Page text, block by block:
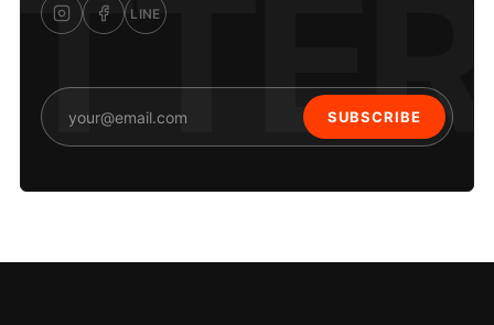
LINE
SUBSCRIBE